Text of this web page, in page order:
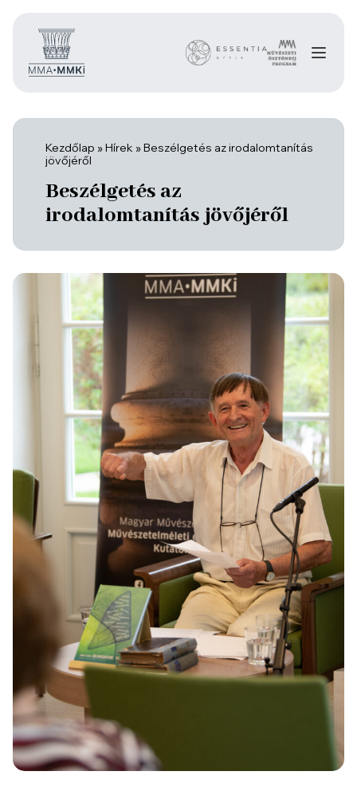
Kezdőlap »Hírek »Beszélgetés az irodalomtanítás
jövőjéről
Beszélgetés az
irodalomtanítás jövőjéről